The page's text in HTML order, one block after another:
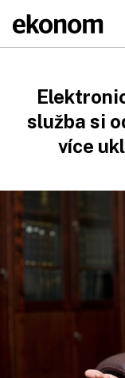
služba si
více